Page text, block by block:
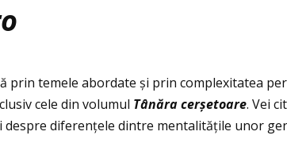
prin temele abordate și prin complexitatea
cele din volumul Tânăra cerșetoare. Vei
diferenţele dintre mentalităţile unor